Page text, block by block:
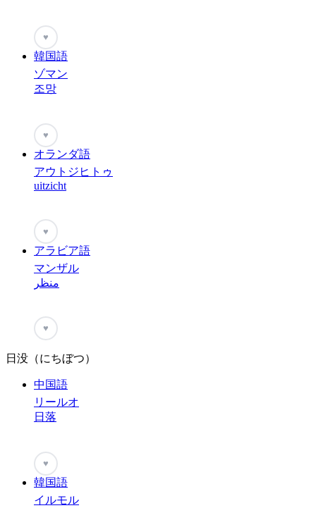
♥
韓国語
ゾマン
조망
♥
オランダ語
アウトジヒトゥ
uitzicht
♥
アラビア語
マンザル
منظر
♥
日没（にちぼつ）
中国語
リールオ
日落
♥
韓国語
イルモル